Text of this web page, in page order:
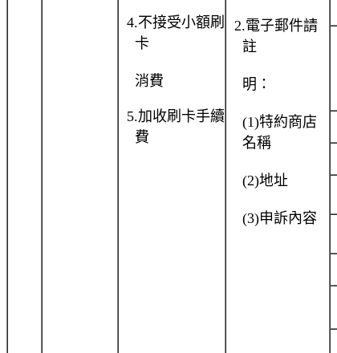
4.不接受小額刷
卡
消費
5.加收刷卡手續
費
2.電子郵件請
註
明：
(1)特約商店
名稱
(2)地址
(3)申訴內容